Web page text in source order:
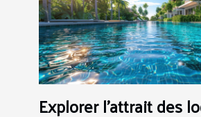
Explorer l'attrait des